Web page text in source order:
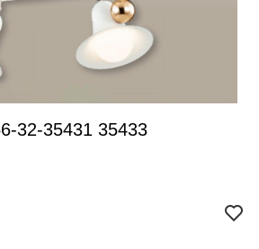
32-35431 35433